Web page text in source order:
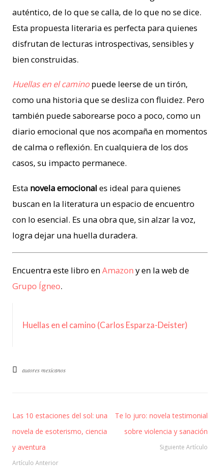
auténtico, de lo que se calla, de lo que no se dice.
Esta propuesta literaria es perfecta para quienes
disfrutan de lecturas introspectivas, sensibles y
bien construidas.
Huellas en el caminopuede leerse de un tirón,
como una historia que se desliza con fluidez. Pero
también puede saborearse poco a poco, como un
diario emocional que nos acompaña en momentos
de calma o reflexión. En cualquiera de los dos
casos, su impacto permanece.
Esta novela emocional es ideal para quienes
buscan en la literatura un espacio de encuentro
con lo esencial. Es una obra que, sin alzar la voz,
logra dejar una huella duradera.
Encuentra este libro enAmazon y en la web de
Grupo Ígneo.
Huellas en el camino (Carlos Esparza-Deister)
autores mexicanos
Las 10 estaciones del sol: una
novela de esoterismo, ciencia
y aventura
Artículo Anterior
Te lo juro: novela testimonial
sobre violencia y sanación
Siguiente Artículo